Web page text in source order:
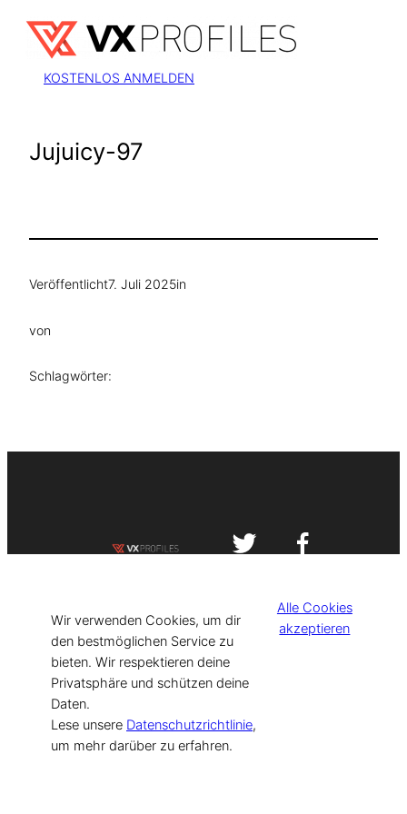
Inhalt
springen
KOSTENLOS ANMELDEN
Jujuicy-97
Veröffentlicht7. Juli 2025in
von
Schlagwörter:
[current_year] VISIT-X. Made with
for Models & Influencers!
Wir verwenden Cookies, um dir
den bestmöglichen Service zu
bieten. Wir respektieren deine
Privatsphäre und schützen deine
Daten.
Lese unsere Datenschutzrichtlinie,
um mehr darüber zu erfahren.
Alle Cookies
akzeptieren